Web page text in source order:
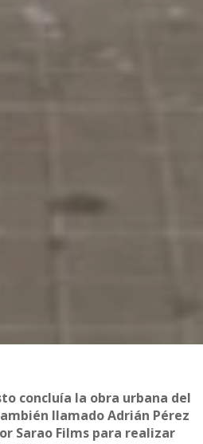
concluía la obra urbana del
llamado Adrián Pérez
Sarao Films para realizar